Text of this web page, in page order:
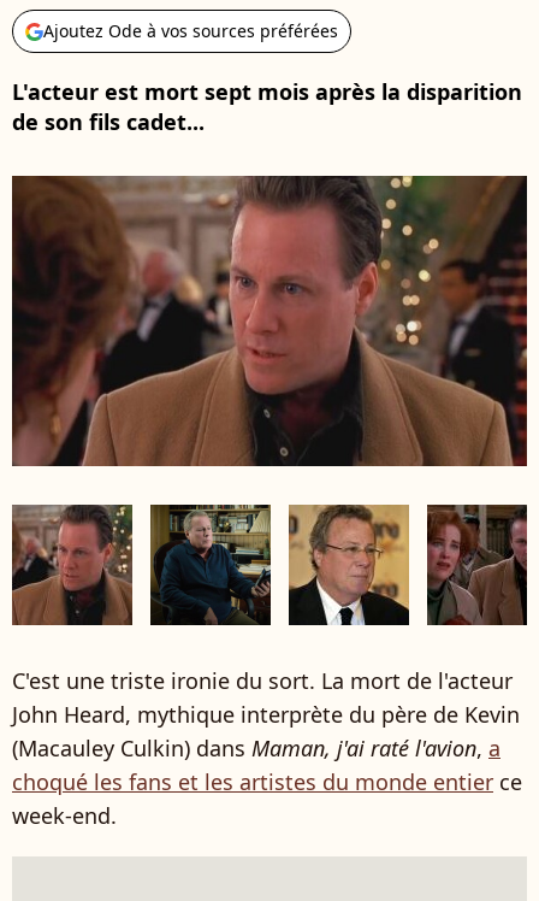
Ajoutez Ode à vos sources préférées
L'acteur est mort sept mois après la disparition
de son fils cadet...
C'est une triste ironie du sort. La mort de l'acteur
John Heard, mythique interprète du père de Kevin
(Macauley Culkin) dans Maman, j'ai raté l'avion, a
choqué les fans et les artistes du monde entier ce
week-end.